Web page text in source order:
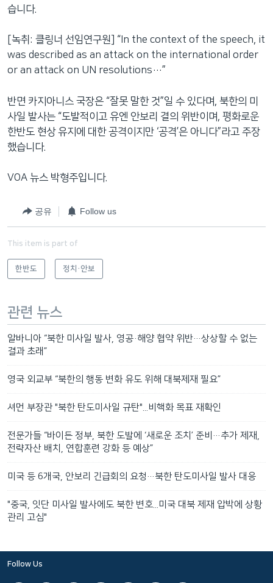
습니다.
[녹취: 클링너 선임연구원] “In the context of the speech, it
was described as an attack on the international order
or an attack on UN resolutions…”
반면 카지아니스 국장은 “잘못 말한 것”일 수 있다며, 북한의 미
사일 발사는 “도발적이고 유엔 안보리 결의 위반이며, 평화로운
한반도 현상 유지에 대한 공격이지만 ‘공격’은 아니다”라고 주장
했습니다.
VOA 뉴스 박형주입니다.
공유 Follow us
This item is part of
한반도 정치·안보
관련 뉴스
알바니아 “북한 미사일 발사, 영공·해양 협약 위반…상상할 수 없는
결과 초래”
영국 외교부 “북한의 행동 변화 유도 위해 대북제재 필요”
셔먼 부장관 "북한 탄도미사일 규탄"...비핵화 목표 재확인
전문가들 “바이든 정부, 북한 도발에 ‘새로운 조치’ 준비…추가 제재,
전략자산 배치, 연합훈련 강화 등 예상”
미국 등 6개국, 안보리 긴급회의 요청…북한 탄도미사일 발사 대응
"중국, 잇단 미사일 발사에도 북한 변호...미국 대북 제재 압박에 상황
관리 고심"
Follow Us